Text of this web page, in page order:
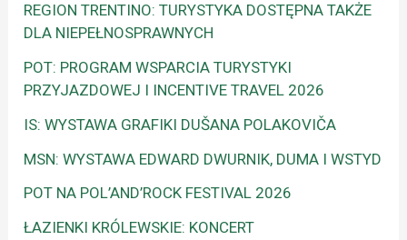
REGION TRENTINO: TURYSTYKA DOSTĘPNA TAKŻE
DLA NIEPEŁNOSPRAWNYCH
POT: PROGRAM WSPARCIA TURYSTYKI
PRZYJAZDOWEJ I INCENTIVE TRAVEL 2026
IS: WYSTAWA GRAFIKI DUŠANA POLAKOVIČA
MSN: WYSTAWA EDWARD DWURNIK, DUMA I WSTYD
POT NA POL’AND’ROCK FESTIVAL 2026
ŁAZIENKI KRÓLEWSKIE: KONCERT